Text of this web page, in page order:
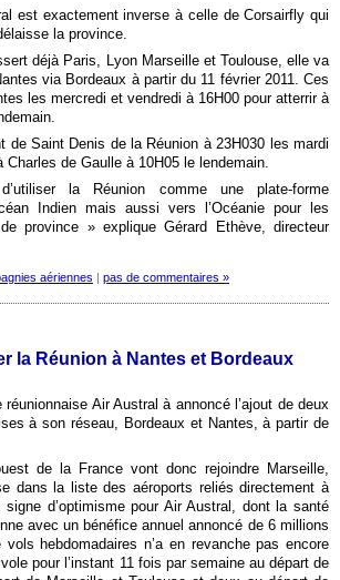
est exactement inverse à celle de Corsairfly qui
la province.
déjà Paris, Lyon Marseille et Toulouse, elle va
via Bordeaux à partir du 11 février 2011. Ces
les mercredi et vendredi à 16H00 pour atterrir à
de Saint Denis de la Réunion à 23H030 les mardi
Charles de Gaulle à 10H05 le lendemain.
la Réunion comme une plate-forme
Indien mais aussi vers l’Océanie pour les
province » explique Gérard Ethève, directeur
aériennes | pas de commentaires »
la Réunion à Nantes et Bordeaux
réunionnaise Air Austral à annoncé l’ajout de deux
à son réseau, Bordeaux et Nantes, à partir de
de la France vont donc rejoindre Marseille,
dans la liste des aéroports reliés directement à
signe d’optimisme pour Air Austral, dont la santé
avec un bénéfice annuel annoncé de 6 millions
vols hebdomadaires n’a en revanche pas encore
pour l’instant 11 fois par semaine au départ de